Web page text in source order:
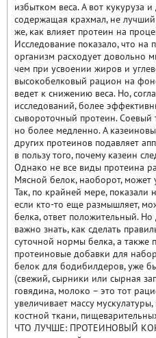
избытком веса. А вот кукуруза
содержащая крахмал, не
же, как влияет протеин на
Исследование показало, что на
организм расходует довольно
чем при усвоении жиров и
высокобелковый рацион на
ведет к снижению веса. Но,
исследований, более
сывороточный протеин. Соевый
но более медленно. А
других протеинов подавляет
в пользу того, почему казеин
Однако не все виды протеина
Мясной белок, наоборот, может
Так, по крайней мере, показали
если кто-то еще размышляет,
белка, ответ положительный.
важно знать, как сделать
суточной нормы белка, а также
протеиновые добавки для
белок для бодибилдеров, уже
(свежий, сырники или сырная
говядина, молоко – это тот
увеличивает массу
костной ткани,
ЧТО ЛУЧШЕ: ПРОТЕИНОВЫЙ